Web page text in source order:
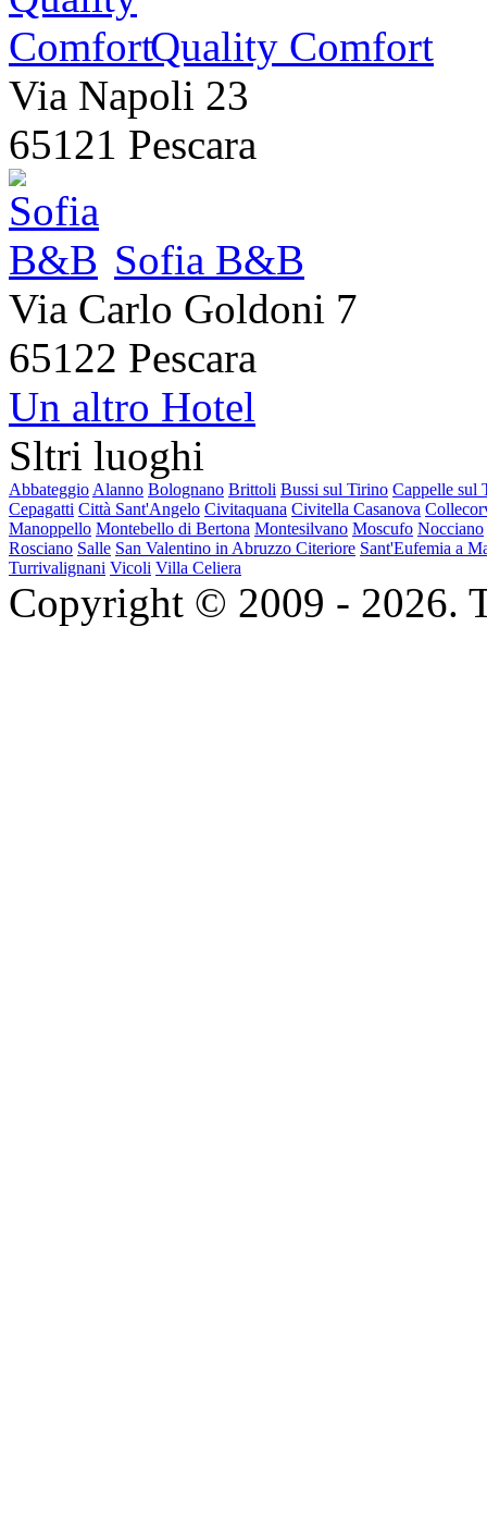
Quality Comfort
Via Napoli 23
65121 Pescara
Sofia B&B
Via Carlo Goldoni 7
65122 Pescara
Un altro Hotel
Sltri luoghi
Abbateggio Alanno Bolognano Brittoli Bussi sul Tirino Cappelle sul
Cepagatti Città Sant'Angelo Civitaquana Civitella Casanova
Manoppello Montebello di Bertona Montesilvano Moscufo Nocciano
Rosciano Salle San Valentino in Abruzzo Citeriore Sant'Eufemia a
Turrivalignani Vicoli Villa Celiera
Copyright © 2009 - 2026.